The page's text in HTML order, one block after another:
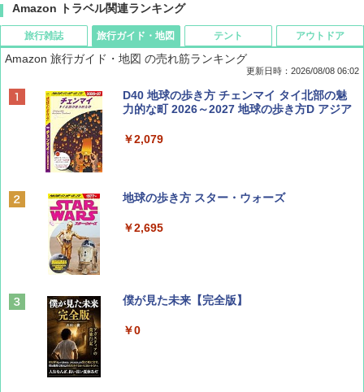
Amazon トラベル関連ランキング
旅行雑誌
BE-PAL(ビ-パル) 2026年 9 月号【特別付録:
SOTO ミニマル"旅"財布 ランダム2種】
￥1,500
ディズニーファン ２０２６年 ９月号 [雑
山と溪谷 2026年8月号「南アルプス大全」
￥1,540
旅行ガイド・地図
Amazon 旅行ガイド・地図 の売れ筋ランキング
更新日時：2026/08/08 06:02
D40 地球の歩き方 チェンマイ タイ北部の魅
力的な町 2026～2027 地球の歩き方D アジア
￥2,079
地球の歩き方 スター・ウォーズ
￥2,695
僕が見た未来【完全版】
￥0
テント アウトドア